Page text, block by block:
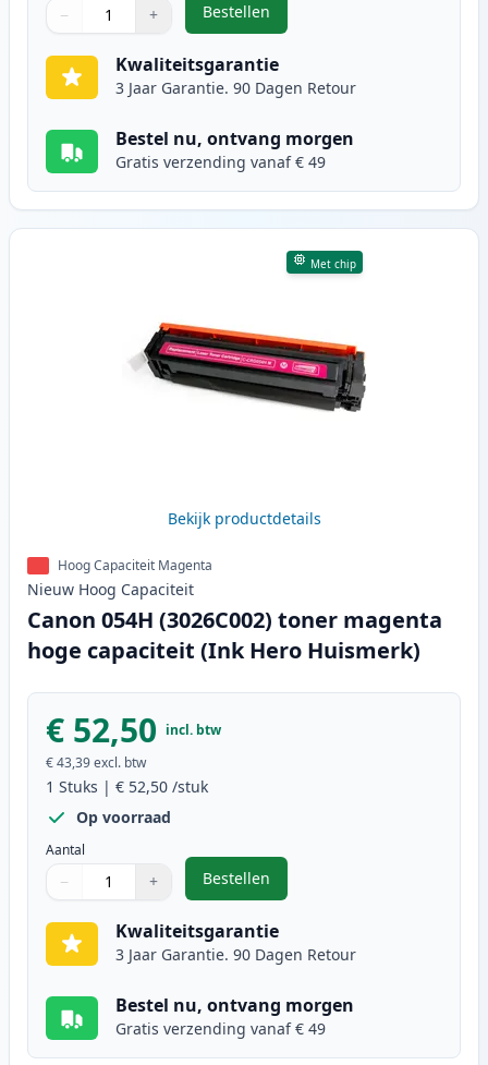
Gebruik de knoppen om aan te passen
− +
1
Bestellen
,Canon 054H (3027C002) toner
Kwaliteitsgarantie
3 Jaar Garantie. 90 Dagen Retour
Bestel nu, ontvang morgen
Gratis verzending vanaf € 49
Met chip
Bekijk productdetails
Hoog Capaciteit Magenta
Nieuw Hoog Capaciteit
Canon 054H (3026C002) toner magenta
hoge capaciteit (Ink Hero Huismerk)
€ 52,50 incl. btw
€ 43,39excl. btw
1 Stuks | € 52,50 /stuk
Op voorraad
Aantal
Gebruik de knoppen om aan te passen
− +
1
Bestellen
,Canon 054H (3026C002) toner
Kwaliteitsgarantie
3 Jaar Garantie. 90 Dagen Retour
Bestel nu, ontvang morgen
Gratis verzending vanaf € 49